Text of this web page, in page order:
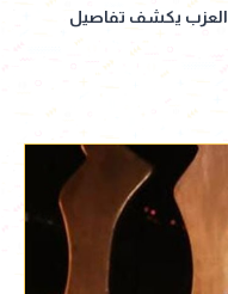
يكشف تفاصيل